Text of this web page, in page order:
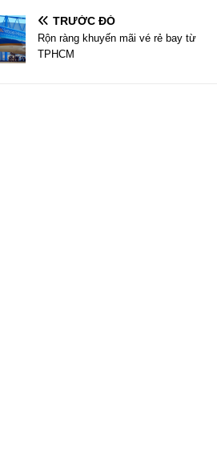
TRƯỚC ĐÓ
Rộn ràng khuyến mãi vé rẻ bay từ
TPHCM